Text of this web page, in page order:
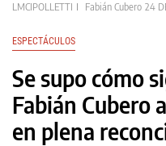
LMCIPOLLETTI Fabián Cubero 24
ESPECTÁCULOS
Se supo cómo
Fabián Cubero
en plena